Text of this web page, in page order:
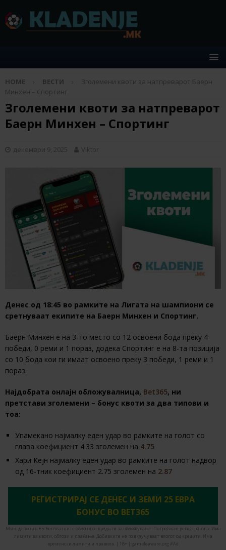
HOME ВЕСТИ
Зголемени квоти за натпреварот Баерн
Минхен – Спортинг
Зголемени квоти за натпреварот
Баерн Минхен – Спортинг
декември 9, 2025 Viktor
Денес од 18:45 во рамките на Лигата на шампиони се
сретнуваат екипите на Баерн Минхен и Спортинг.
Баерн Минхен е на 3-то место со 12 освоени бода преку 4
победи, 0 реми и 1 пораз, додека Спортинг е на 8-та позиција
со 10 бода кои ги имаат освоено преку 3 победи, 1 реми и 1
пораз.
Најдобрата онлајн обложувалница, Bet365, ни
претстави зголемени – бонус квоти за два типови и
тоа:
Упамекано најмалку еден удар во рамките на голот со
глава коефициент 4.33 зголемен на 4.75
Хари Кејн најмалку еден удар во рамките на голот надвор
од 16-тник коефициент 2.75 зголемен на 2.87
РЕГИСТРИРАЈ СЕ ДЕНЕС И ЗЕМИ 25 ЕВРА
БОНУС ВО BET365
Мин. депозит: €5. Бесплатните облози се кредити за обложување. Потребна е регистрација. Има
лимити за квоти, облози и плаќање. Добивките не го вклучуваат влогот од кредити. Има
временски лимити и правила. | 18+ | gambleaware.org #Ad